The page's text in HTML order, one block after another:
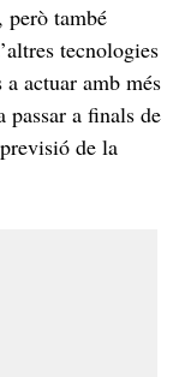
però també
tecnologies
actuar amb més
a finals de
de la